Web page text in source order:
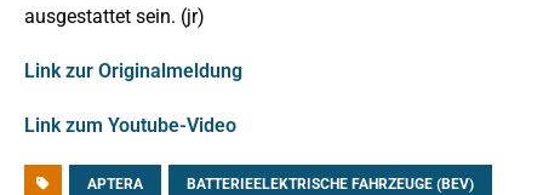
ausgestattet sein. (jr)
Link zur Originalmeldung
Link zum Youtube-Video
APTERA BATTERIEELEKTRISCHE FAHRZEUGE (BEV)